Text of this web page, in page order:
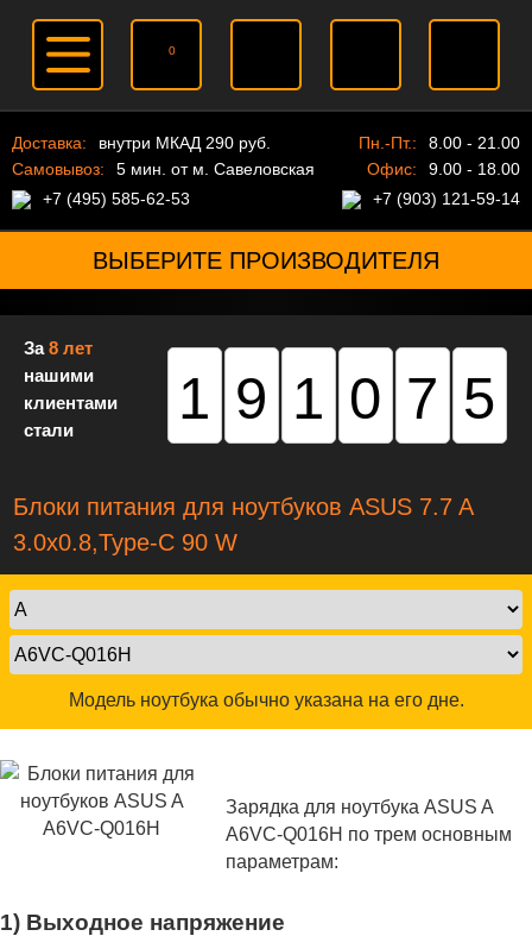
0
Доставка:
внутри МКАД 290 руб.
Самовывоз:
5 мин. от м. Савеловская
+7 (495) 585-62-53
Пн.-Пт.:
8.00 - 21.00
Офис:
9.00 - 18.00
+7 (903) 121-59-14
ВЫБЕРИТЕ ПРОИЗВОДИТЕЛЯ
За8 лет
нашими
клиентами
стали
191075
Блоки питания для ноутбуков ASUS 7.7 A
3.0x0.8,Type-C 90 W
Модель ноутбука обычно указана на его дне.
Зарядка для ноутбука ASUS A
A6VC-Q016H по трем основным
параметрам:
1) Выходное напряжение